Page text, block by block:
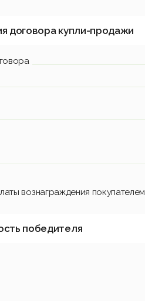
договора купли-продажи
вознаграждения покупателем
победителя